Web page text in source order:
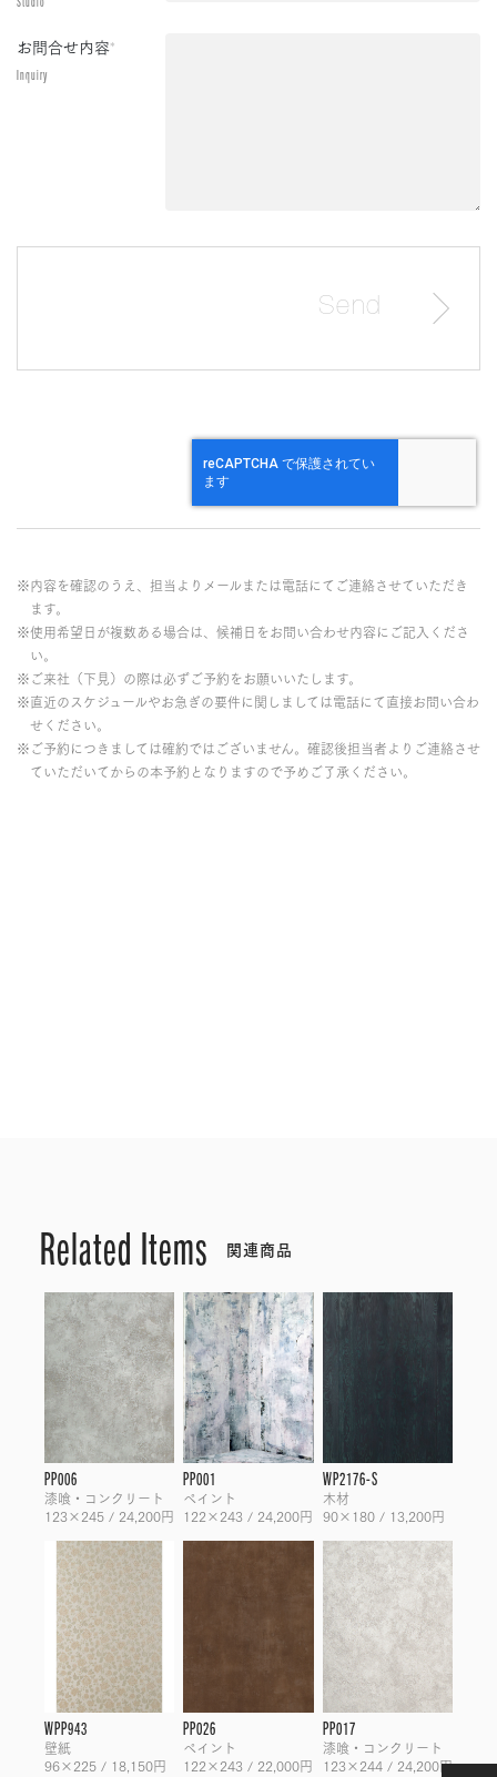
お問合せ内容*
Inquiry
※内容を確認のうえ、担当よりメールまたは電話にてご連絡させていただき
ます。
※使用希望日が複数ある場合は、候補日をお問い合わせ内容にご記入くださ
い。
※ご来社（下見）の際は必ずご予約をお願いいたします。
※直近のスケジュールやお急ぎの要件に関しましては電話にて直接お問い合わ
せください。
※ご予約につきましては確約ではございません。確認後担当者よりご連絡させ
ていただいてからの本予約となりますので予めご了承ください。
Related Items 関連商品
PP006
漆喰・コンクリート
123×245 / 24,200円
PP001
ペイント
122×243 / 24,200円
WP2176-S
木材
90×180 / 13,200円
WPP943
壁紙
96×225 / 18,150円
PP026
ペイント
122×243 / 22,000円
PP017
漆喰・コンクリート
123×244 / 24,200円